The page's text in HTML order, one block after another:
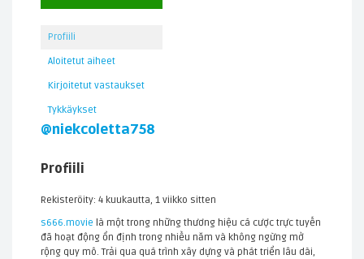
Profiili
Aloitetut aiheet
Kirjoitetut vastaukset
Tykkäykset
@niekcoletta758
Profiili
Rekisteröity: 4 kuukautta, 1 viikko sitten
s666.movie là một trong những thương hiệu cá cược trực tuyến
đã hoạt động ổn định trong nhiều năm và không ngừng mở
rộng quy mô. Trải qua quá trình xây dựng và phát triển lâu dài,